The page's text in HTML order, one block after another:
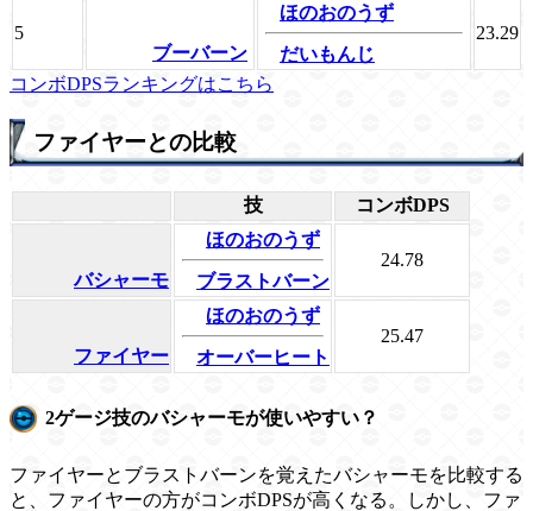
5
ブーバーン
ほのおのうず
だいもんじ
23.29
コンボDPSランキングはこちら
ファイヤーとの比較
技 コンボDPS
バシャーモ
ほのおのうず
ブラストバーン
24.78
ファイヤー
ほのおのうず
オーバーヒート
25.47
2ゲージ技のバシャーモが使いやすい？
ファイヤーとブラストバーンを覚えたバシャーモを比較する
と、ファイヤーの方がコンボDPSが高くなる。しかし、ファ